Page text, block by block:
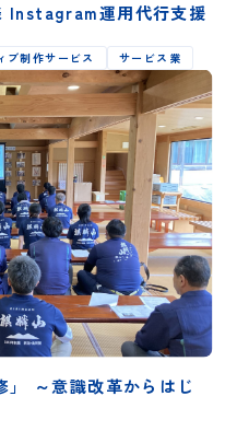
Instagram運用代行支援
ブ制作サービス サービス業
」 ～意識改革からはじ